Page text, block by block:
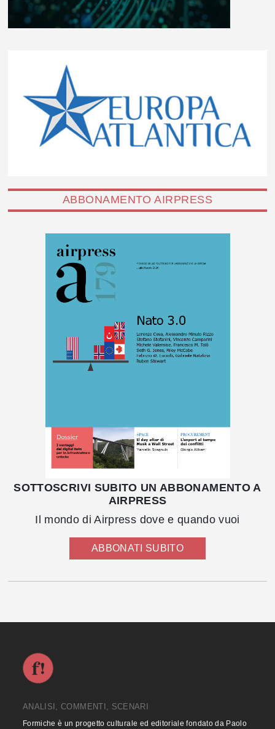
ABBONAMENTO AIRPRESS
SOTTOSCRIVI SUBITO UN ABBONAMENTO A
AIRPRESS
Il mondo di Airpress dove e quando vuoi
ABBONATI SUBITO
ANALISI, COMMENTI, SCENARI
Formiche è un progetto culturale ed editoriale fondato da Paolo